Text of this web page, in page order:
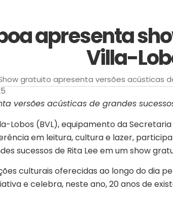
apresenta
Villa-
gratuito apresenta versões acústicas
versões acústicas de grandes
Lobos (BVL), equipamento da
em leitura, cultura e lazer,
sucessos de Rita Lee em um show
culturais oferecidas ao longo do dia
e celebra, neste ano, 20 anos de